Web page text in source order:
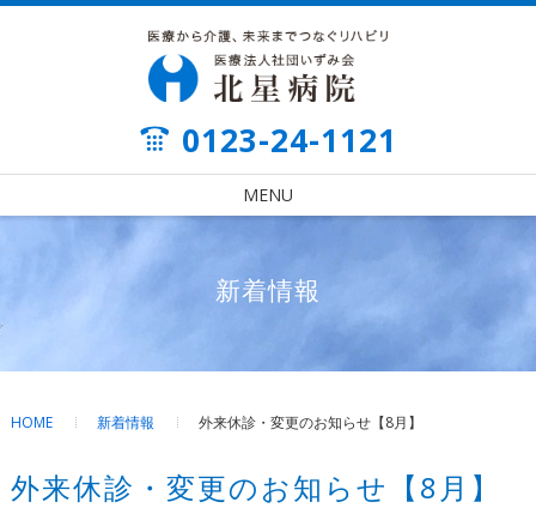
0123-24-1121
MENU
新着情報
HOME 新着情報 外来休診・変更のお知らせ【8月】
外来休診・変更のお知らせ【8月】